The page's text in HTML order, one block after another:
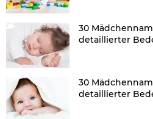
30
detaillierter
30
detaillierter